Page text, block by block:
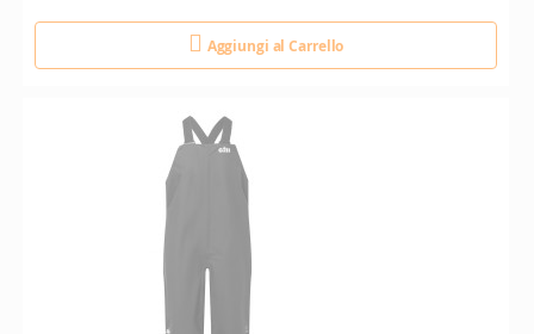
Aggiungi al Carrello